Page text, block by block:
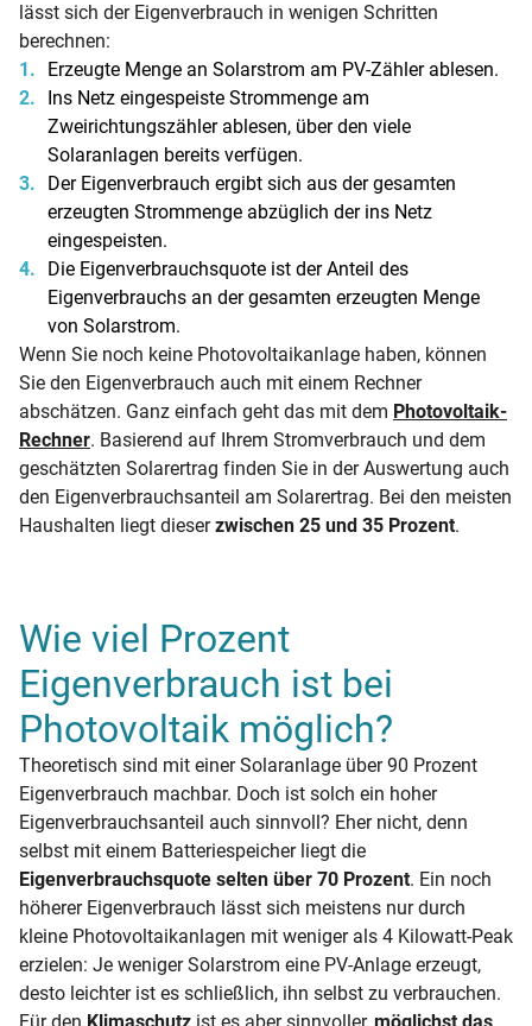
lässt sich der Eigenverbrauch in wenigen Schritten
berechnen:
Erzeugte Menge an Solarstrom am PV-Zähler ablesen.
Ins Netz eingespeiste Strommenge am
Zweirichtungszähler ablesen, über den viele
Solaranlagen bereits verfügen.
Der Eigenverbrauch ergibt sich aus der gesamten
erzeugten Strommenge abzüglich der ins Netz
eingespeisten.
Die Eigenverbrauchsquote ist der Anteil des
Eigenverbrauchs an der gesamten erzeugten Menge
von Solarstrom.
Wenn Sie noch keine Photovoltaikanlage haben, können
Sie den Eigenverbrauch auch mit einem Rechner
abschätzen. Ganz einfach geht das mit dem Photovoltaik-
Rechner. Basierend auf Ihrem Stromverbrauch und dem
geschätzten Solarertrag finden Sie in der Auswertung auch
den Eigenverbrauchsanteil am Solarertrag. Bei den meisten
Haushalten liegt dieserzwischen 25 und 35 Prozent.
Wie viel Prozent
Eigenverbrauch ist bei
Photovoltaik möglich?
Theoretisch sind mit einer Solaranlage über 90 Prozent
Eigenverbrauch machbar. Doch ist solch ein hoher
Eigenverbrauchsanteil auch sinnvoll? Eher nicht, denn
selbst mit einem Batteriespeicher liegt die
Eigenverbrauchsquote selten über 70 Prozent. Ein noch
höherer Eigenverbrauch lässt sich meistens nur durch
kleine Photovoltaikanlagen mit weniger als 4 Kilowatt-Peak
erzielen: Je weniger Solarstrom eine PV-Anlage erzeugt,
desto leichter ist es schließlich, ihn selbst zu verbrauchen.